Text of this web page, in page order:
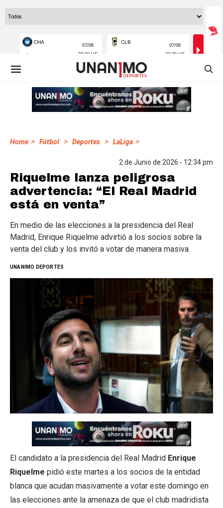
Home > Fútbol > Deportes > LaLiga >
2 de Junio de 2026 - 12:34 pm
Riquelme lanza peligrosa
advertencia: “El Real Madrid
está en venta”
En medio de las elecciones a la presidencia del Real
Madrid, Enrique Riquelme advirtió a los socios sobre la
venta del club y los invitó a votar de manera masiva.
UNANIMO DEPORTES
El candidato a la presidencia del Real Madrid Enrique
Riquelme pidió este martes a los socios de la entidad
blanca que acudan masivamente a votar este domingo en
las elecciones ante la amenaza de que el club madridista